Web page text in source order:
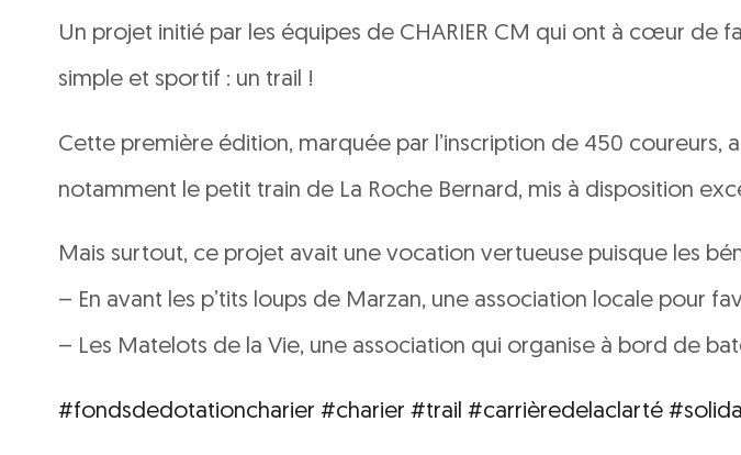
Un projet initié par les équipes de CHARIER CM qui ont à cœur de
simple et sportif : un trail !
Cette première édition, marquée par l’inscription de 450 coureurs,
notamment le petit train de La Roche Bernard, mis à disposition
Mais surtout, ce projet avait une vocation vertueuse puisque les
– En avant les p’tits loups de Marzan, une association locale pour
– Les Matelots de la Vie, une association qui organise à bord de
#fondsdedotationcharier #charier #trail #carrièredelaclarté